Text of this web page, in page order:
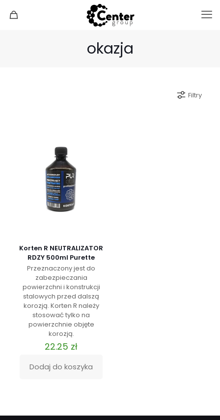
okazja
Filtry
Korten R NEUTRALIZATOR
RDZY 500ml Purette
Przeznaczony jest do
zabezpieczania
powierzchni i konstrukcji
stalowych przed dalszą
korozją. Korten R należy
stosować tylko na
powierzchnie objęte
korozją.
22.25 zł
Dodaj do koszyka